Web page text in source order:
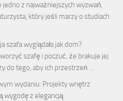
z najważniejszych wyzwań,
który jeśli marzy o studiach
szafa wyglądała jak dom?
szafę i poczuć, że brakuje jej
do tego, aby ich przestrzeń …
wydaniu: Projekty wnętrz
wygodę z elegancją